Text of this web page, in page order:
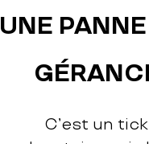
UNE
C’est un